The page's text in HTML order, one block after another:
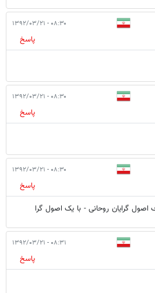
۰۸:۳۰ - ۱۳۹۲/۰۳/۲۱
پاسخ
۰۸:۳۰ - ۱۳۹۲/۰۳/۲۱
پاسخ
۰۸:۳۰ - ۱۳۹۲/۰۳/۲۱
پاسخ
اصول گرایان روحانی - با یک اصول گرا
۰۸:۳۱ - ۱۳۹۲/۰۳/۲۱
پاسخ